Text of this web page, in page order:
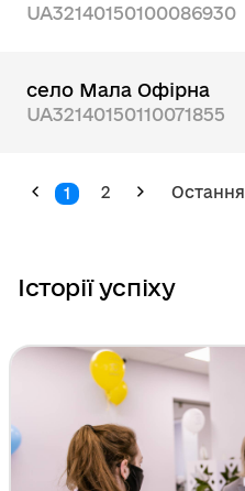
UA32140150100086930
село Мала Офірна
UA32140150110071855
1 2 Остання
Історії успіху